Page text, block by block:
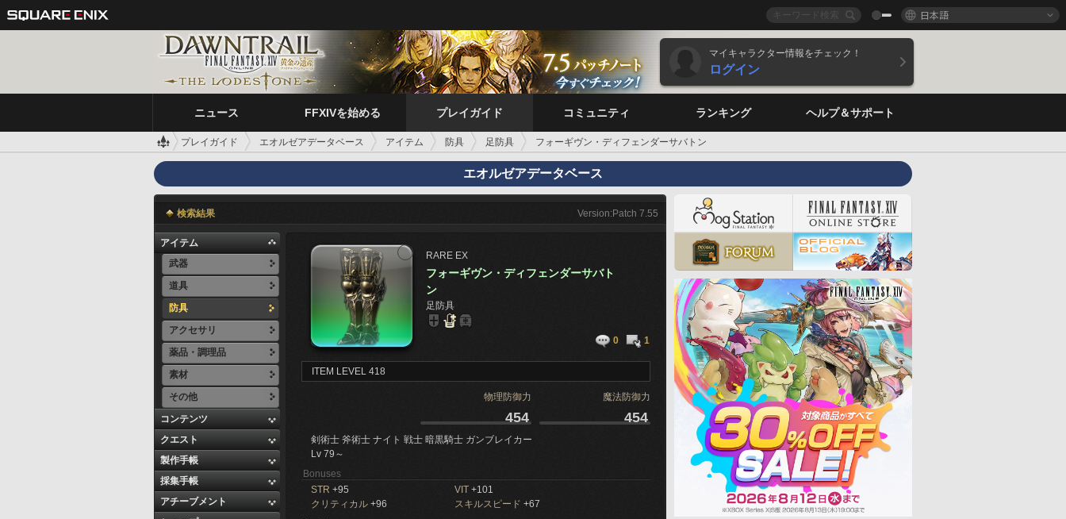
日本語
マイキャラクター情報をチェック！
ログイン
ニュース FFXIVを始める プレイガイド コミュニティ ランキング ヘルプ＆サポート
プレイガイド エオルゼアデータベース アイテム 防具 足防具 フォーギヴン・ディフェンダーサバトン
エオルゼアデータベース
検索結果 Version:Patch 7.55
アイテム
武器
道具
防具
アクセサリ
薬品・調理品
素材
その他
コンテンツ
クエスト
製作手帳
採集手帳
アチーブメント
RARE EX
フォーギヴン・ディフェンダーサバト
ン
足防具
0 1
ITEM LEVEL 418
物理防御力 魔法防御力
454 454
剣術士 斧術士 ナイト 戦士 暗黒騎士 ガンブレイカー
Lv 79～
Bonuses
STR +95 VIT +101
クリティカル +96 スキルスピード +67